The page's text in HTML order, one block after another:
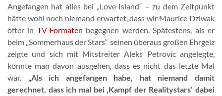
Angefangen hat alles bei „Love Island“ – zu dem Zeitpunkt
hätte wohl noch niemand erwartet, dass wir Maurice Dziwak
öfter in TV-Formaten begegnen werden. Spätestens, als er
beim „Sommerhaus der Stars“ seinen überaus großen Ehrgeiz
zeigte und sich mit Mitstreiter Aleks Petrovic angelegte,
konnte man davon ausgehen, dass es nicht das letzte Mal
war. „Als ich angefangen habe, hat niemand damit
gerechnet, dass ich mal bei ‚Kampf der Realitystars‘ dabei